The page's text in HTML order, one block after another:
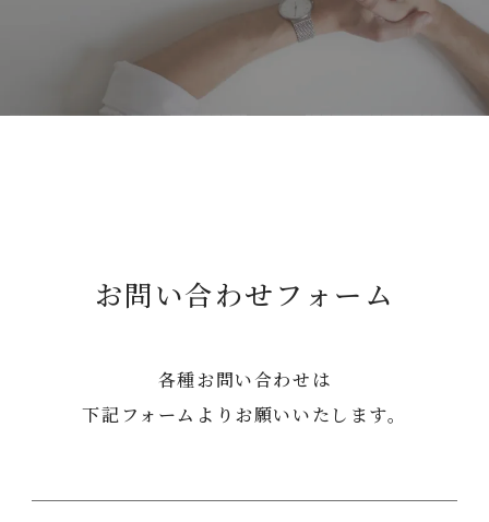
お問い合わせフォーム
各種お問い合わせは
下記フォームよりお願いいたします。